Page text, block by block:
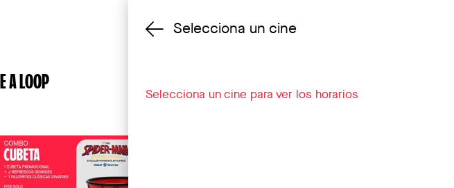
Cambiar cine
A LOOP
Selecciona un cine
Selecciona un cine para ver los horarios